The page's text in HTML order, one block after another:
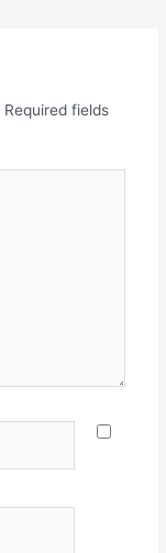
Required fields